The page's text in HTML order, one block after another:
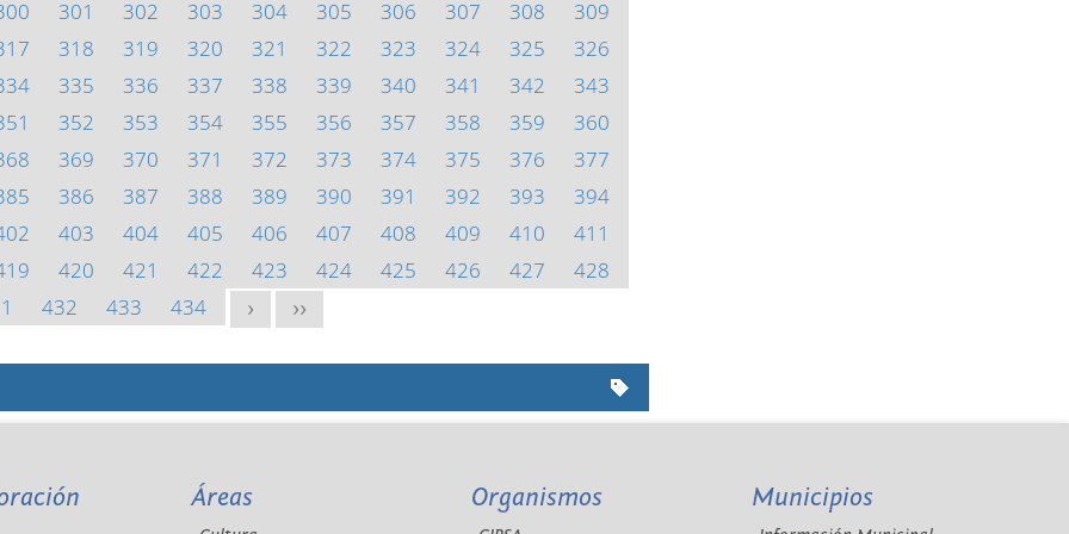
301 302 303 304 305 306 307 308
309
318 319 320 321 322 323 324 325
326
335 336 337 338 339 340 341 342
343
352 353 354 355 356 357 358 359
360
369 370 371 372 373 374 375 376
377
386 387 388 389 390 391 392 393
394
403 404 405 406 407 408 409 410
411
420 421 422 423 424 425 426 427
428
432 433 434 > >>
Áreas Organismos Municipios